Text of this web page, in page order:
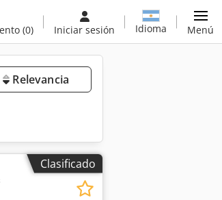
(0) Iniciar sesión Idioma Menú
Relevancia
Clasificado